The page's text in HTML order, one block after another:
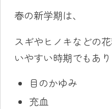
春の新学期は、
スギやヒノキなどの
いやすい時期でもあり
目のかゆみ
充血